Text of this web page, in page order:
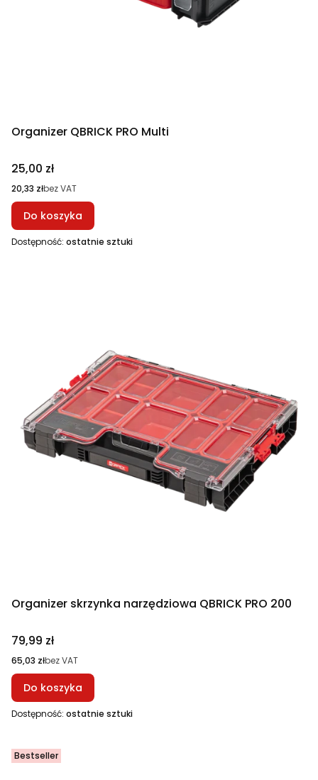
Organizer QBRICK PRO Multi
Cena
25,00 zł
Cena
20,33 złbez VAT
Do koszyka
Dostępność: ostatnie sztuki
Organizer skrzynka narzędziowa QBRICK PRO 200
Cena
79,99 zł
Cena
65,03 złbez VAT
Do koszyka
Dostępność: ostatnie sztuki
Bestseller